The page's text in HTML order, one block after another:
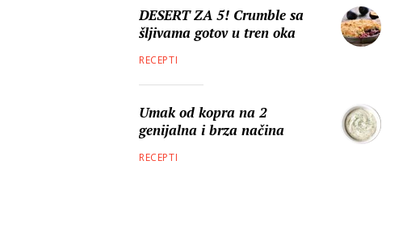
DESERT ZA 5! Crumble sa
šljivama gotov u tren oka
RECEPTI
Umak od kopra na 2
genijalna i brza načina
RECEPTI